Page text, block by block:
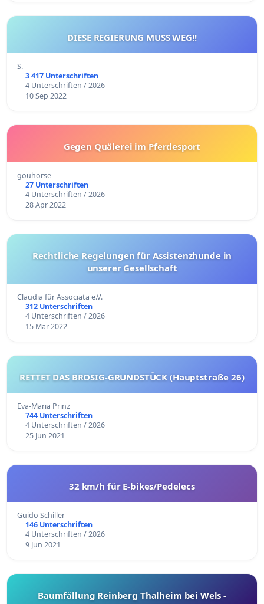
DIESE REGIERUNG MUSS WEG!!
S.
3 417 Unterschriften
4 Unterschriften / 2026
10 Sep 2022
Gegen Quälerei im Pferdesport
gouhorse
27 Unterschriften
4 Unterschriften / 2026
28 Apr 2022
Rechtliche Regelungen für Assistenzhunde in
unserer Gesellschaft
Claudia für Associata e.V.
312 Unterschriften
4 Unterschriften / 2026
15 Mar 2022
RETTET DAS BROSIG-GRUNDSTÜCK (Hauptstraße 26)
Eva-Maria Prinz
744 Unterschriften
4 Unterschriften / 2026
25 Jun 2021
32 km/h für E-bikes/Pedelecs
Guido Schiller
146 Unterschriften
4 Unterschriften / 2026
9 Jun 2021
Baumfällung Reinberg Thalheim bei Wels -